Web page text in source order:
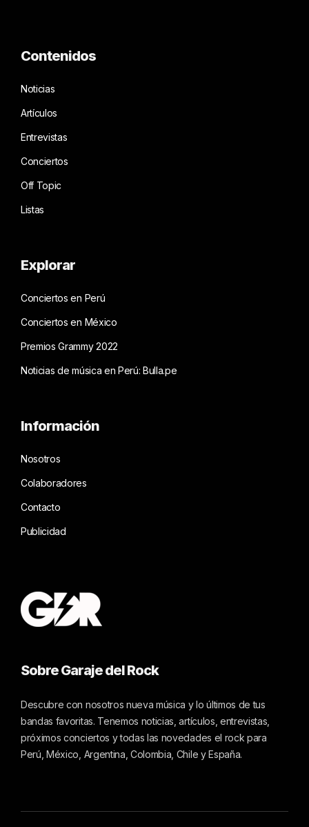
Contenidos
Noticias
Artículos
Entrevistas
Conciertos
Off Topic
Listas
Explorar
Conciertos en Perú
Conciertos en México
Premios Grammy 2022
Noticias de música en Perú: Bulla.pe
Información
Nosotros
Colaboradores
Contacto
Publicidad
Sobre Garaje del Rock
Descubre con nosotros nueva música y lo últimos de tus
bandas favoritas. Tenemos noticias, artículos, entrevistas,
próximos conciertos y todas las novedades el rock para
Perú, México, Argentina, Colombia, Chile y España.